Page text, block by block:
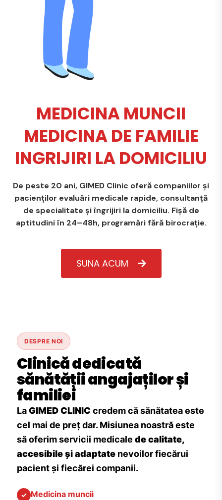
MEDICINA MUNCII
MEDICINA DE FAMILIE
INGRIJIRI LA DOMICILIU
De peste 20 ani, GIMED Clinic oferă companiilor și
pacienților evaluări medicale rapide, consultanță
de specialitate și îngrijiri la domiciliu. Fișă de
aptitudini în 24–48h, programări fără birocrație.
SUNA ACUM
DESPRE NOI
Clinică dedicată
sănătății angajaților și
familiei
LaGIMED CLINIC credem că sănătatea este
cel mai de preț dar. Misiunea noastră este
să oferim servicii medicale de calitate,
accesibile și adaptate nevoilor fiecărui
pacient și fiecărei companii.
✓ Medicina muncii